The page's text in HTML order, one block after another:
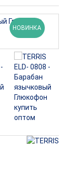
НОВИНКА